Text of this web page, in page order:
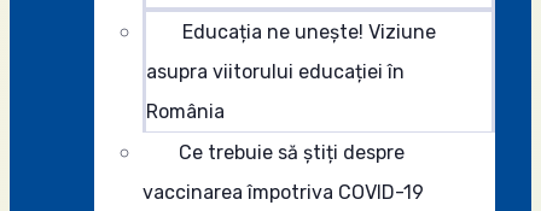
Educația ne unește! Viziune
asupra viitorului educației în
România
Ce trebuie să știți despre
vaccinarea împotriva COVID-19